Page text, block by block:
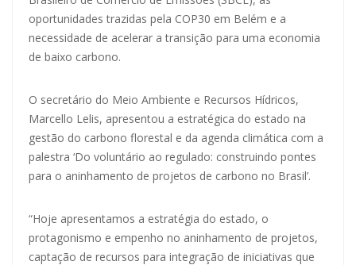
oportunidades trazidas pela COP30 em Belém e a
necessidade de acelerar a transição para uma economia
de baixo carbono.
O secretário do Meio Ambiente e Recursos Hídricos,
Marcello Lelis, apresentou a estratégica do estado na
gestão do carbono florestal e da agenda climática com a
palestra ‘Do voluntário ao regulado: construindo pontes
para o aninhamento de projetos de carbono no Brasil’.
“Hoje apresentamos a estratégia do estado, o
protagonismo e empenho no aninhamento de projetos,
captação de recursos para integração de iniciativas que